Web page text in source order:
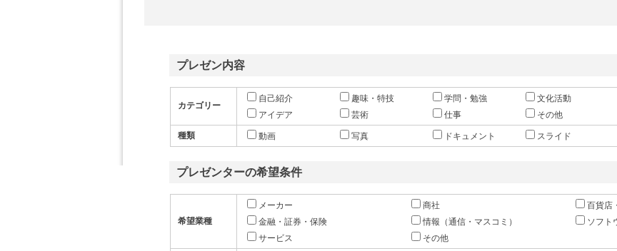
プレゼン内容
カテゴリー
自己紹介 趣味・特技 学問・勉強 文化活動
アイデア
芸術 仕事 その他
種類 動画 写真 ドキュメント スライド
プレゼンターの希望条件
希望業種
メーカー 商社
百貨店
金融・証券・保険
情報（通信・マスコミ）
ソフト
サービス
その他